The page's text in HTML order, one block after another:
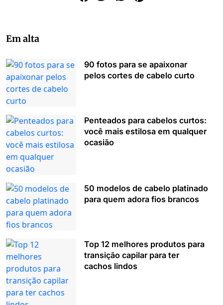
Em alta
90 fotos para se apaixonar
pelos cortes de cabelo curto
Penteados para cabelos curtos:
você mais estilosa em qualquer
ocasião
50 modelos de cabelo platinado
para quem adora fios brancos
Top 12 melhores produtos para
transição capilar para ter
cachos lindos